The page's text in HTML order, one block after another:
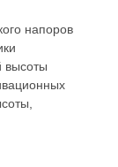
напоров
высоты